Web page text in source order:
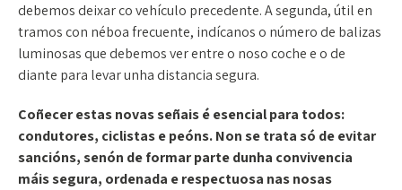
debemos deixar co vehículo precedente. A segunda, útil en
tramos con néboa frecuente, indícanos o número de balizas
luminosas que debemos ver entre o noso coche e o de
diante para levar unha distancia segura.
Coñecer estas novas señais é esencial para todos:
condutores, ciclistas e peóns. Non se trata só de evitar
sancións, senón de formar parte dunha convivencia
máis segura, ordenada e respectuosa nas nosas